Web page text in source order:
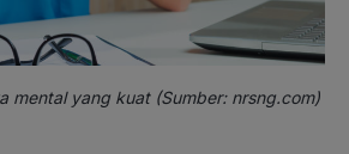
mental yang kuat (Sumber: nrsng.com)